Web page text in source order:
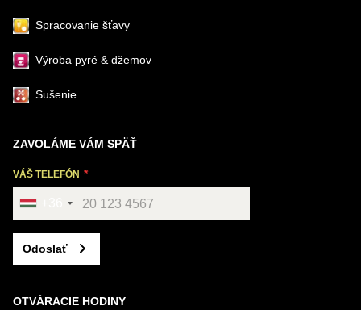
Spracovanie šťavy
Výroba pyré & džemov
Sušenie
ZAVOLÁME VÁM SPÄŤ
VÁŠ TELEFÓN
Odoslať
OTVÁRACIE HODINY